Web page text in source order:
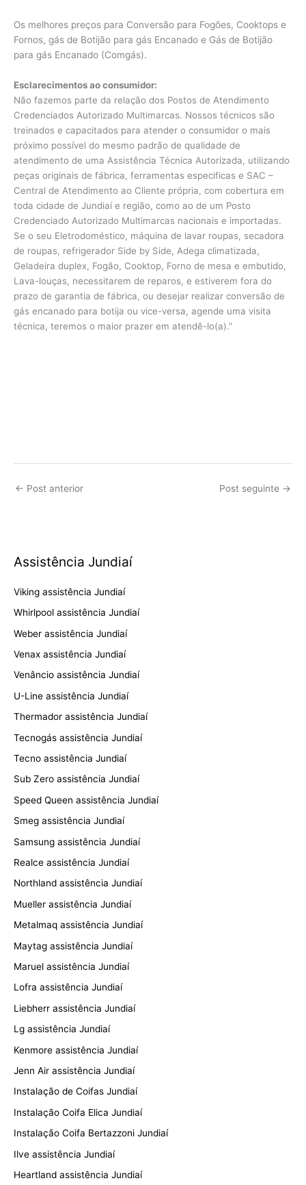
Os melhores preços para Conversão para Fogões, Cooktops e
Fornos, gás de Botijão para gás Encanado e Gás de Botijão
para gás Encanado (Comgás).
Esclarecimentos ao consumidor:
Não fazemos parte da relação dos Postos de Atendimento
Credenciados Autorizado Multimarcas. Nossos técnicos são
treinados e capacitados para atender o consumidor o mais
próximo possível do mesmo padrão de qualidade de
atendimento de uma Assistência Técnica Autorizada, utilizando
peças originais de fábrica, ferramentas especificas e SAC –
Central de Atendimento ao Cliente própria, com cobertura em
toda cidade de Jundiaí e região, como ao de um Posto
Credenciado Autorizado Multimarcas nacionais e importadas.
Se o seu Eletrodoméstico, máquina de lavar roupas, secadora
de roupas, refrigerador Side by Side, Adega climatizada,
Geladeira duplex, Fogão, Cooktop, Forno de mesa e embutido,
Lava-louças, necessitarem de reparos, e estiverem fora do
prazo de garantia de fábrica, ou desejar realizar conversão de
gás encanado para botija ou vice-versa, agende uma visita
técnica, teremos o maior prazer em atendê-lo(a).”
← Post anterior Post seguinte →
Assistência Jundiaí
Viking assistência Jundiaí
Whirlpool assistência Jundiaí
Weber assistência Jundiaí
Venax assistência Jundiaí
Venâncio assistência Jundiaí
U-Line assistência Jundiaí
Thermador assistência Jundiaí
Tecnogás assistência Jundiaí
Tecno assistência Jundiaí
Sub Zero assistência Jundiaí
Speed Queen assistência Jundiaí
Smeg assistência Jundiaí
Samsung assistência Jundiaí
Realce assistência Jundiaí
Northland assistência Jundiaí
Mueller assistência Jundiaí
Metalmaq assistência Jundiaí
Maytag assistência Jundiaí
Maruel assistência Jundiaí
Lofra assistência Jundiaí
Liebherr assistência Jundiaí
Lg assistência Jundiaí
Kenmore assistência Jundiaí
Jenn Air assistência Jundiaí
Instalação de Coifas Jundiaí
Instalação Coifa Elica Jundiaí
Instalação Coifa Bertazzoni Jundiaí
Ilve assistência Jundiaí
Heartland assistência Jundiaí